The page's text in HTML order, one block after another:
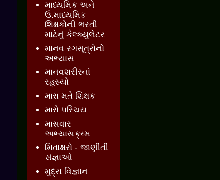
માધ્યમિક અને
ઉ.માધ્યમિક
શિક્ષકોની ભરતી
માટેનું કેલ્ક્યુલેટર
માનવ રંગસૂત્રોનો
અભ્યાસ
માનવશરીરનાં
રહસ્યો
મારા મતે શિક્ષક
મારો પરિચય
માસવાર
અભ્યાસક્રમ
મિતાક્ષરો - જાણીતી
સંજ્ઞાઓ
મુદ્રા વિજ્ઞાન